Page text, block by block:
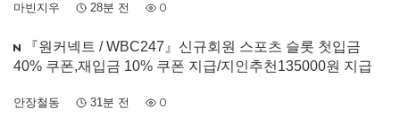
마빈지우 28분 전 0
『원커넥트 / WBC247』신규회원 스포츠 슬롯 첫입금
40% 쿠폰,재입금 10% 쿠폰 지급/지인추천135000원 지급
안장철동 31분 전 0